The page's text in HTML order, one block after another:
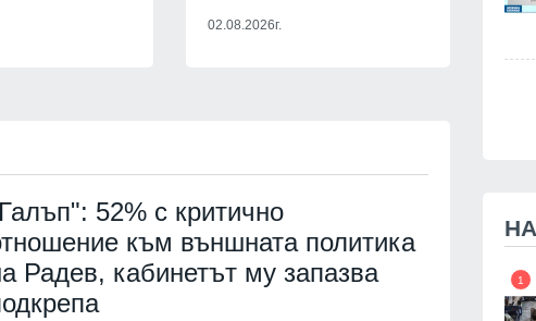
02.08.2026г.
52% с критично
към външната политика
Радев, кабинетът му запазва
партньорите си за "ужасяващите
на
"Зелени
13
Русия е понесла рекордни загуби на
1